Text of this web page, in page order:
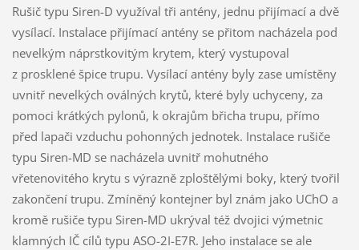
Rušič typu Siren-D využíval tři antény, jednu přijímací a dvě
vysílací. Instalace přijímací antény se přitom nacházela pod
nevelkým náprstkovitým krytem, který vystupoval
z prosklené špice trupu. Vysílací antény byly zase umístěny
uvnitř nevelkých oválných krytů, které byly uchyceny, za
pomoci krátkých pylonů, k okrajům břicha trupu, přímo
před lapači vzduchu pohonných jednotek. Instalace rušiče
typu Siren-MD se nacházela uvnitř mohutného
vřetenovitého krytu s výrazně zploštělými boky, který tvořil
zakončení trupu. Zmíněný kontejner byl znám jako UChO a
kromě rušiče typu Siren-MD ukrýval též dvojici výmetnic
klamných IČ cílů typu ASO-2I-E7R. Jeho instalace se ale